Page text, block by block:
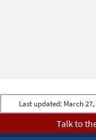
Last updated: March 27,
Talk to